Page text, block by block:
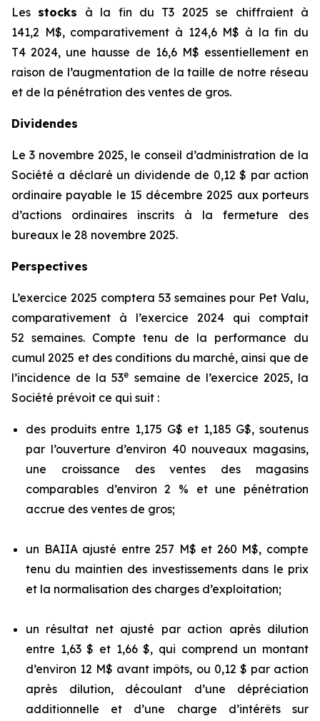
Les stocks à la fin du T3 2025 se chiffraient à
141,2 M$, comparativement à 124,6 M$ à la fin du
T4 2024, une hausse de 16,6 M$ essentiellement en
raison de l’augmentation de la taille de notre réseau
et de la pénétration des ventes de gros.
Dividendes
Le 3 novembre 2025, le conseil d’administration de la
Société a déclaré un dividende de 0,12 $ par action
ordinaire payable le 15 décembre 2025 aux porteurs
d’actions ordinaires inscrits à la fermeture des
bureaux le 28 novembre 2025.
Perspectives
L’exercice 2025 comptera 53 semaines pour Pet Valu,
comparativement à l’exercice 2024 qui comptait
52 semaines. Compte tenu de la performance du
cumul 2025 et des conditions du marché, ainsi que de
l’incidence de la 53e semaine de l’exercice 2025, la
Société prévoit ce qui suit :
des produits entre 1,175 G$ et 1,185 G$, soutenus
par l’ouverture d’environ 40 nouveaux magasins,
une croissance des ventes des magasins
comparables d’environ 2 % et une pénétration
accrue des ventes de gros;
un BAIIA ajusté entre 257 M$ et 260 M$, compte
tenu du maintien des investissements dans le prix
et la normalisation des charges d’exploitation;
un résultat net ajusté par action après dilution
entre 1,63 $ et 1,66 $, qui comprend un montant
d’environ 12 M$ avant impôts, ou 0,12 $ par action
après dilution, découlant d’une dépréciation
additionnelle et d’une charge d’intérêts sur